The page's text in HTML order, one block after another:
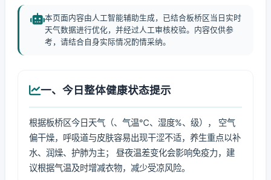
本页面内容由人工智能辅助生成，已结合板桥区当日实时
天气数据进行优化，并经过人工审核校验。内容仅供参
考，请结合自身实际情况酌情采纳。
一、今日整体健康状态提示
根据板桥区今日天气（、气温℃、湿度%、级）， 空气
偏干燥，呼吸道与皮肤容易出现干涩不适，养生重点以补
水、润燥、护肺为主； 昼夜温差变化会影响免疫力，建
议根据气温及时增减衣物，减少受凉风险。